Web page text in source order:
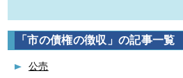
「市の債権の徴収」の記事一覧
公売